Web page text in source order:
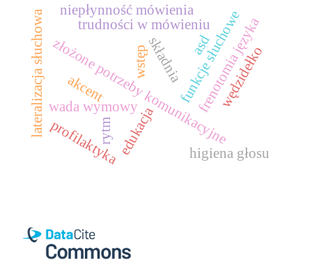
wstęp
złożone potrzeby komunikacyjne
edukacja
asd
funkcje słuchowe
trudności w mówieniufrenotomia języka
wada wymowy
profilaktyka
wędzidełko
akcent
lateralizacja słuchowa niepłynność mówienia
higiena głosu
rytm
składnia